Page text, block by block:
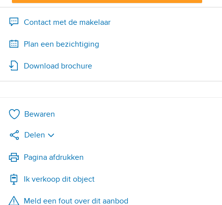
Contact met de makelaar
Plan een bezichtiging
Download brochure
Bewaren
Delen
LinkedIn
WhatsApp
X
Pagina afdrukken
Ik verkoop dit object
Meld een fout over dit aanbod